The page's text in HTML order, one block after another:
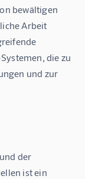
bewältigen
Arbeit
die zu
und zur
der
ist ein